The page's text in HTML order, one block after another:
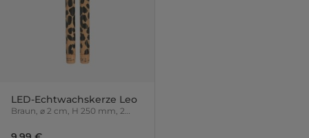
LED-Echtwachskerze Leo
Braun, ⌀ 2 cm, H 250 mm, 2